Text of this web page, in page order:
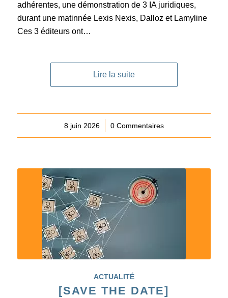
adhérentes, une démonstration de 3 IA juridiques,
durant une matinnée Lexis Nexis, Dalloz et Lamyline
Ces 3 éditeurs ont…
Lire la suite
8 juin 2026
/ 0 Commentaires
ACTUALITÉ
[SAVE THE DATE]